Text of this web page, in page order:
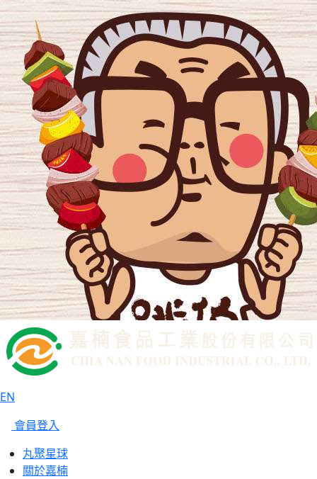
EN
會員登入
丸聚星球
關於嘉楠